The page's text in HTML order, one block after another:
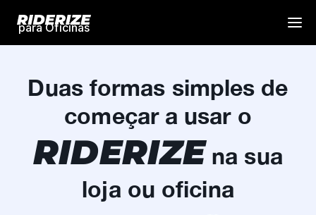
para Oficinas
Duas formas simples de
começar a usar o
RIDERIZEna sua
loja ou oficina